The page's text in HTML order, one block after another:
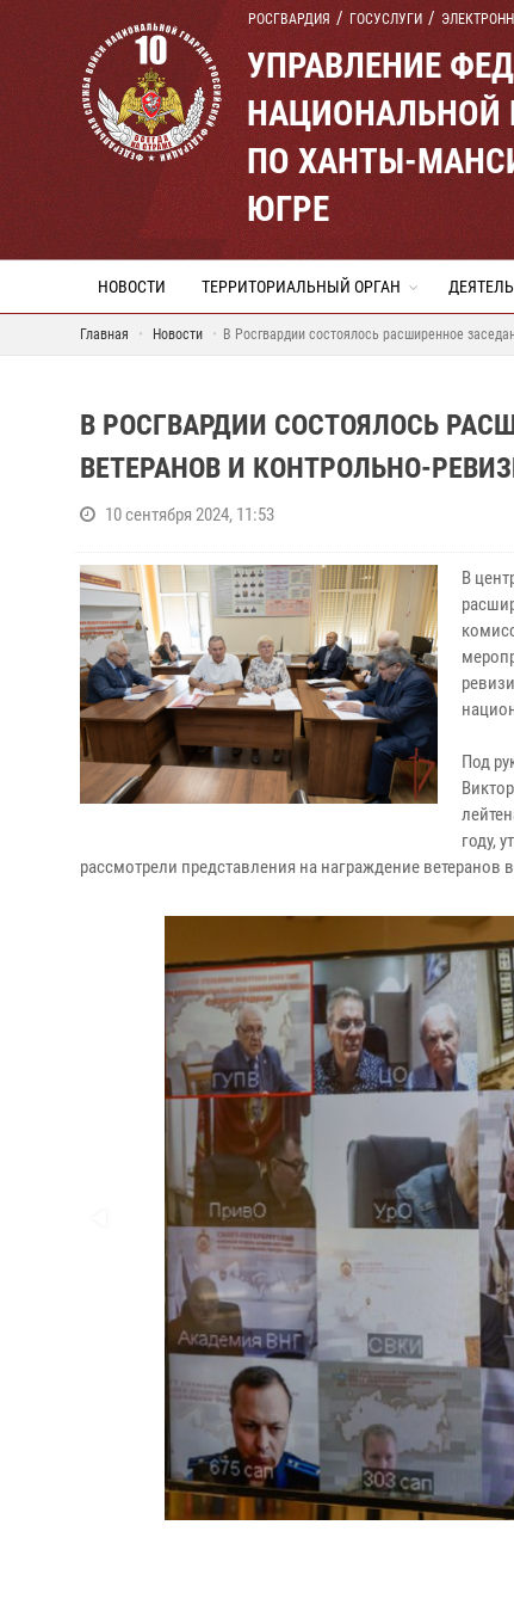
РОСГВАРДИЯ ГОСУСЛУГИ
УПРАВЛЕНИЕ
НАЦИОНАЛЬНОЙ
ПО ХАНТЫ-
ЮГРЕ
НОВОСТИ ТЕРРИТОРИАЛЬНЫЙ ОРГАН
Главная Новости В Росгвардии состоялось расширенное
В РОСГВАРДИИ СОСТОЯЛОСЬ
ВЕТЕРАНОВ И КОНТРОЛЬНО-
10 сентября 2024, 11:53
В
Под
году,
рассмотрели представления на награждение ветеранов